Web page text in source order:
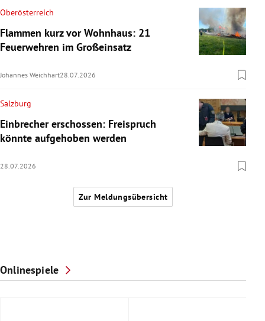
Oberösterreich
Flammen kurz vor Wohnhaus: 21
Feuerwehren im Großeinsatz
Johannes Weichhart28.07.2026
Salzburg
Einbrecher erschossen: Freispruch
könnte aufgehoben werden
28.07.2026
Zur Meldungsübersicht
Onlinespiele